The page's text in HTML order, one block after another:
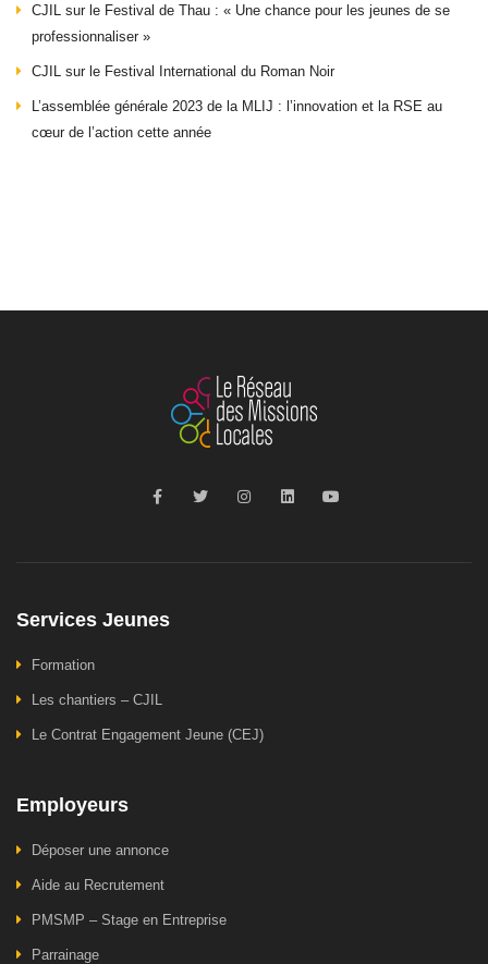
CJIL sur le Festival de Thau : « Une chance pour les jeunes de se
professionnaliser »
CJIL sur le Festival International du Roman Noir
L’assemblée générale 2023 de la MLIJ : l’innovation et la RSE au
cœur de l’action cette année
Services Jeunes
Formation
Les chantiers – CJIL
Le Contrat Engagement Jeune (CEJ)
Employeurs
Déposer une annonce
Aide au Recrutement
PMSMP – Stage en Entreprise
Parrainage